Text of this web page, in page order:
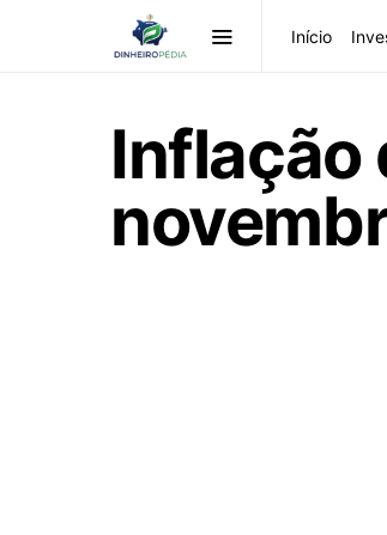
Início
Inflação